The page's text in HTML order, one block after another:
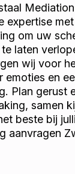
expertise
om uw
laten
wij voor
emoties en
Plan gerust
samen
beste bij
aanvragen